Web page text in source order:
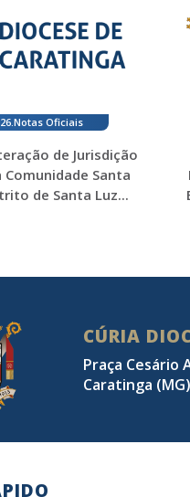
.Notas Oficiais
de Jurisdição
Santa
de Santa Luz...
CÚRIA
Praça Cesário
Caratinga